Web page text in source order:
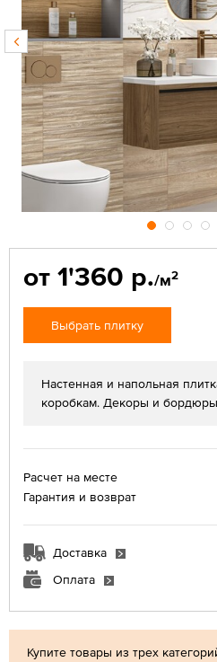
Купите товары из трех
от 1'360 р./м2
Выбрать плитку
Настенная и напольная
коробкам. Декоры и
Расчет на месте
Гарантия и возврат
Доставка
Оплата